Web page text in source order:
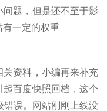
题，但是还不至于影
一定的权重
资料，小编再来补充
百度快照回档，这个
错误。网站刚刚上线没